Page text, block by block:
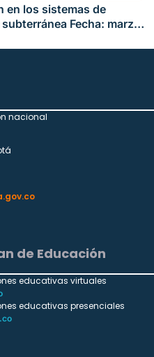
en los sistemas de
Fecha: marzo
nacional
de Educación
educativas virtuales
educativas presenciales